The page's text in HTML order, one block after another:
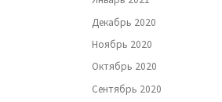
Декабрь 2020
Ноябрь 2020
Октябрь 2020
Сентябрь 2020